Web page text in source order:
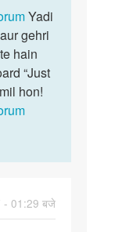
Yadi
gehri
hain
“Just
hon!
- 01:29 बजे